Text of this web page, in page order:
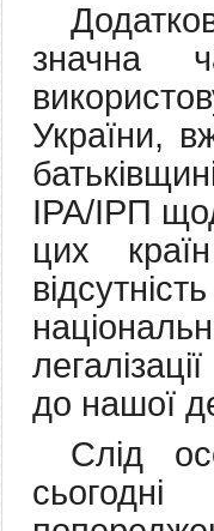
значна
України,
ІРА/ІРП
цих
до нашої
Слід